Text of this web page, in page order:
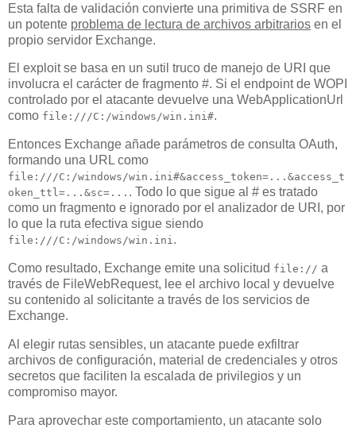
Esta falta de validación convierte una primitiva de SSRF en
un potente problema de lectura de archivos arbitrarios en el
propio servidor Exchange.
El exploit se basa en un sutil truco de manejo de URI que
involucra el carácter de fragmento #. Si el endpoint de WOPI
controlado por el atacante devuelve una WebApplicationUrl
como file:///C:/windows/win.ini#.
Entonces Exchange añade parámetros de consulta OAuth,
formando una URL como
file:///C:/windows/win.ini#&access_token=...&access_t
oken_ttl=...&sc=... . Todo lo que sigue al # es tratado
como un fragmento e ignorado por el analizador de URI, por
lo que la ruta efectiva sigue siendo
file:///C:/windows/win.ini.
Como resultado, Exchange emite una solicitud file:// a
través de FileWebRequest, lee el archivo local y devuelve
su contenido al solicitante a través de los servicios de
Exchange.
Al elegir rutas sensibles, un atacante puede exfiltrar
archivos de configuración, material de credenciales y otros
secretos que faciliten la escalada de privilegios y un
compromiso mayor.
Para aprovechar este comportamiento, un atacante solo